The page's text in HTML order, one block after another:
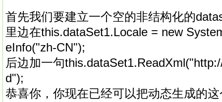
首先我们要建立一个空的非结构化的
里边在this.dataSet1.Locale = new
eInfo("zh-CN");
后边加一句
d");
恭喜你，你现在已经可以把动态生成的